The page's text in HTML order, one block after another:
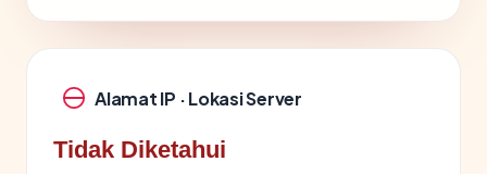
Alamat IP · Lokasi Server
Tidak Diketahui